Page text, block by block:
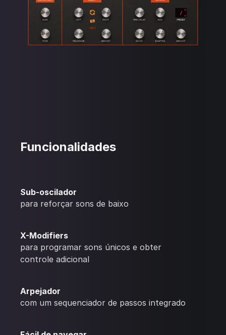
Funcionalidades
Sub-oscilador
para reforçar sons de baixo
X-Modifiers
para programar sons únicos e obter
controle adicional
Arpejador
com um sequenciador de passos integrado